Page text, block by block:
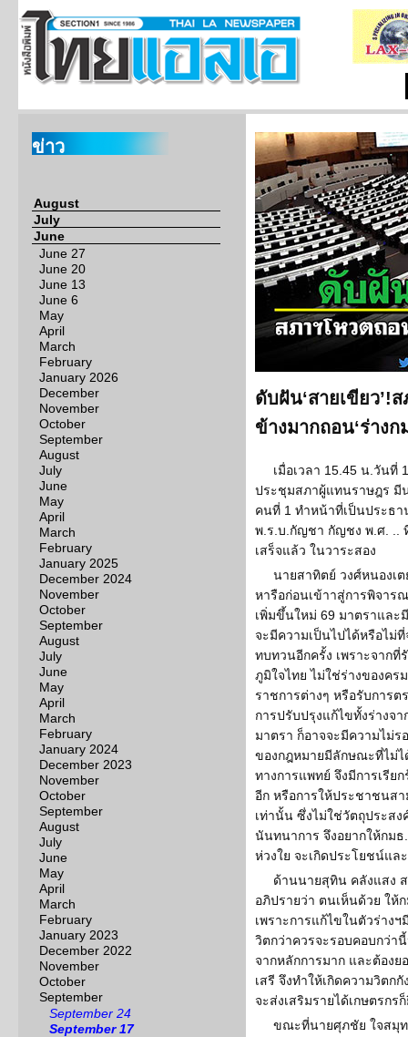
ข่าว
August
July
June
June 27
June 20
June 13
June 6
May
April
March
February
January 2026
December
November
October
September
August
July
June
May
April
March
February
January 2025
December 2024
November
October
September
August
July
June
May
April
March
February
January 2024
December 2023
November
October
September
August
July
June
May
April
March
February
January 2023
December 2022
November
October
September
September 24
September 17
ดับฝัน‘สายเขียว’!
ข้างมากถอน‘ร่าง
เมื่อเวลา 15.45 น.วันที่
ประชุมสภาผู้แทนราษฎร มี
คนที่ 1 ทำหน้าที่เป็นประธ
พ.ร.บ.กัญชา กัญชง พ.ศ. ..
เสร็จแล้ว ในวาระสอง
นายสาทิตย์ วงศ์หนองเ
หารือก่อนเข้าาสู่การพิจาร
เพิ่มขึ้นใหม่ 69 มาตราและ
จะมีความเป็นไปได้หรือไม่
ทบทวนอีกครั้ง เพราะจาก
ภูมิใจไทย ไม่ใช่ร่างของคร
ราชการต่างๆ หรือรับการต
การปรับปรุงแก้ไขทั้งร่างจ
มาตรา ก็อาจจะมีความไม่
ของกฎหมายมีลักษณะที่ไม่
ทางการแพทย์ จึงมีการเรีย
อีก หรือการให้ประชาชนสา
เท่านั้น ซึ่งไม่ใช่วัตถุประสง
นันทนาการ จึงอยากให้กม
ห่วงใย จะเกิดประโยชน์แล
ด้านนายสุทิน คลังแสง
อภิปรายว่า ตนเห็นด้วย ให้
เพราะการแก้ไขในตัวร่าง
วิตกว่าควรจะรอบคอบกว่า
จากหลักการมาก และต้อง
เสรี จึงทำให้เกิดความวิตก
จะส่งเสริมรายได้เกษตรกร
ขณะที่นายศุภชัย ใจสมุ